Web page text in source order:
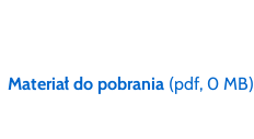
Materiał do pobrania (pdf, 0 MB)